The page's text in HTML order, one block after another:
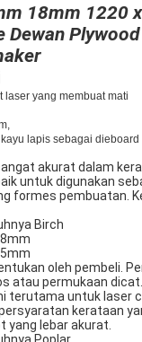
18mm 1220
Dewan
laser yang membuat mati
lapis sebagai dieboard
akurat dalam
untuk digunakan
formes pembuatan.
Birch
oleh pembeli.
atau permukaan
terutama untuk laser
kerataan
yang lebar akurat.